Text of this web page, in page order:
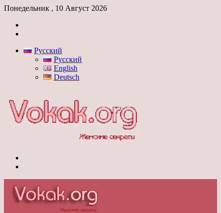
Понедельник , 10 Август 2026
Русский
Русский
English
Deutsch